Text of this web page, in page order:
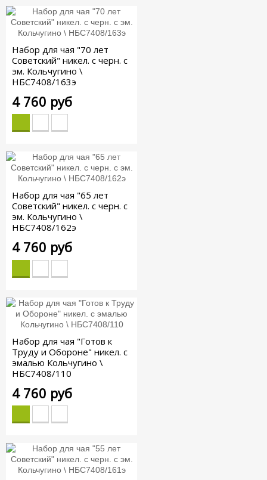
Набор для чая "70 лет
Советский" никел. с черн. с
эм. Кольчугино \
НБС7408/163э
4 760 руб
Набор для чая "65 лет
Советский" никел. с черн. с
эм. Кольчугино \
НБС7408/162э
4 760 руб
Набор для чая "Готов к
Труду и Обороне" никел. с
эмалью Кольчугино \
НБС7408/110
4 760 руб